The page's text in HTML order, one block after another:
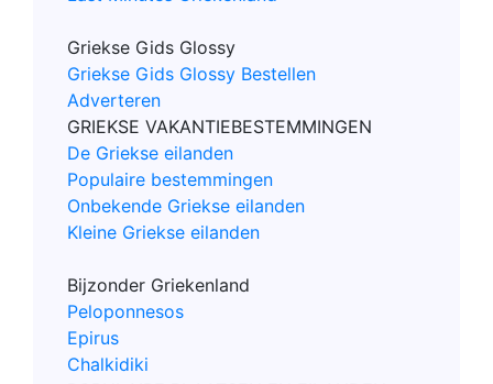
Griekse Gids Glossy
Griekse Gids Glossy Bestellen
Adverteren
GRIEKSE VAKANTIEBESTEMMINGEN
De Griekse eilanden
Populaire bestemmingen
Onbekende Griekse eilanden
Kleine Griekse eilanden
Bijzonder Griekenland
Peloponnesos
Epirus
Chalkidiki